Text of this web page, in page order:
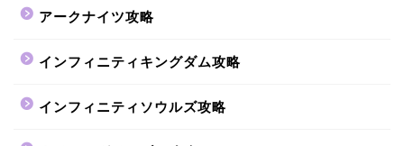
アークナイツ攻略
インフィニティキングダム攻略
インフィニティソウルズ攻略